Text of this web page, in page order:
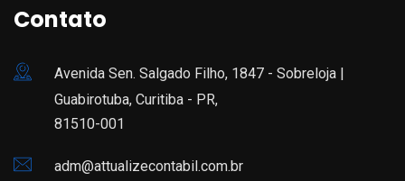
Contato
Avenida Sen. Salgado Filho, 1847 - Sobreloja |
Guabirotuba, Curitiba - PR,
81510-001
adm@attualizecontabil.com.br